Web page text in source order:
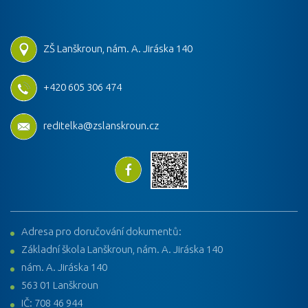
ZŠ Lanškroun, nám. A. Jiráska 140
+420 605 306 474
reditelka@zslanskroun.cz
Adresa pro doručování dokumentů:
Základní škola Lanškroun, nám. A. Jiráska 140
nám. A. Jiráska 140
563 01 Lanškroun
IČ: 708 46 944